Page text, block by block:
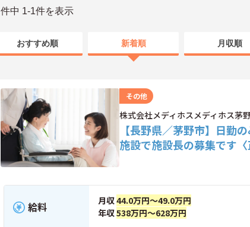
件中 1-1件を表示
おすすめ順 新着順 月収順
その他
株式会社メディホスメディホス茅
【長野県／茅野市】日勤
施設で施設長の募集です〈
給料 月収44.0万円～49.0万円
年収538万円～628万円